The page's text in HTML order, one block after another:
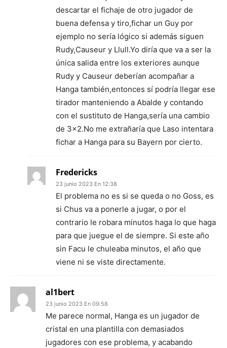
descartar el fichaje de otro jugador de
buena defensa y tiro,fichar un Guy por
ejemplo no sería lógico si además siguen
Rudy,Causeur y Llull.Yo diría que va a ser la
única salida entre los exteriores aunque
Rudy y Causeur deberían acompañar a
Hanga también,entonces sí podría llegar ese
tirador manteniendo a Abalde y contando
con el sustituto de Hanga,sería una cambio
de 3×2.No me extrañaría que Laso intentara
fichar a Hanga para su Bayern por cierto.
Fredericks
23 junio 2023 En 12:38
El problema no es si se queda o no Goss, es
si Chus va a ponerle a jugar, o por el
contrario le robara minutos haga lo que haga
para que juegue el de siempre. Si este año
sin Facu le chuleaba minutos, el año que
viene ni se viste directamente.
al1bert
23 junio 2023 En 09:58
Me parece normal, Hanga es un jugador de
cristal en una plantilla con demasiados
jugadores con ese problema, y acabando